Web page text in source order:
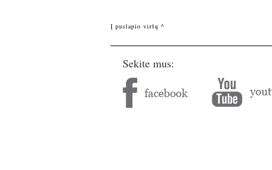
Į puslapio viršų ^
Sekite mus: